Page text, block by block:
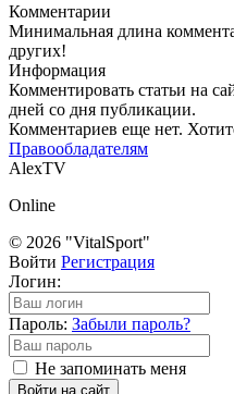
Комментарии
Минимальная длина
других!
Информация
Комментировать статьи на
дней со дня публикации.
Комментариев еще нет.
Правообладателям
AlexTV
Online
© 2026 "VitalSport"
Войти Регистрация
Логин:
Пароль: Забыли пароль?
Не запоминать меня
Войти на сайт